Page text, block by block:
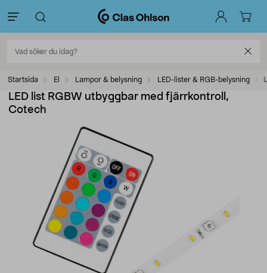
Startsida El Lampor & belysning LED-lister & RGB-belysning
LED list RGBW utbyggbar med fjärrkontroll,
Cotech